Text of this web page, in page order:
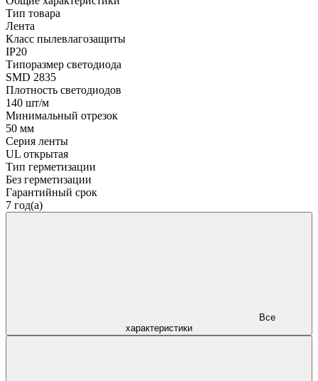
Тип товара
Лента
Класс пылевлагозащиты
IP20
Типоразмер светодиода
SMD 2835
Плотность светодиодов
140 шт/м
Минимальный отрезок
50 мм
Серия ленты
UL открытая
Тип герметизации
Без герметизации
Гарантийный срок
7 год(а)
характеристики